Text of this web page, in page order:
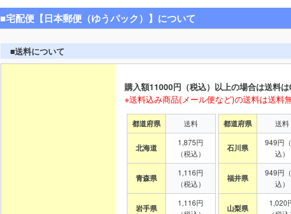
■宅配便【日本郵便（ゆうパック）】について
■送料について
購入額11000円（税込）以上の場合は送料は
※送料込み商品(メール便など)の送料は送料
都道府県 送料
北海道
1,875円
（税込）
青森県
1,116円
（税込）
岩手県
1,116円
都道府県 送料
石川県
949円
込）
福井県
949円
込）
山梨県
1,020